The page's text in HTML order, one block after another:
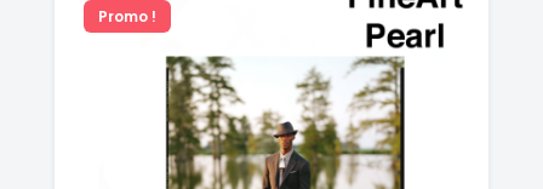
Promo !